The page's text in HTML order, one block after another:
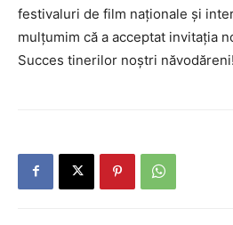
festivaluri de film naționale și
mulțumim că a acceptat invitația
Succes tinerilor noștri năvodăreni!